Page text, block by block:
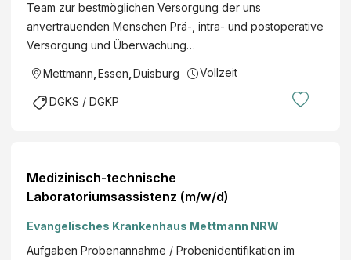
Team zur bestmöglichen Versorgung der uns
anvertrauenden Menschen Prä-, intra- und postoperative
Versorgung und Überwachung…
Mettmann Essen Duisburg Vollzeit
DGKS / DGKP
Medizinisch-technische
Laboratoriumsassistenz (m/w/d)
Evangelisches Krankenhaus Mettmann NRW
Aufgaben Probenannahme / Probenidentifikation im